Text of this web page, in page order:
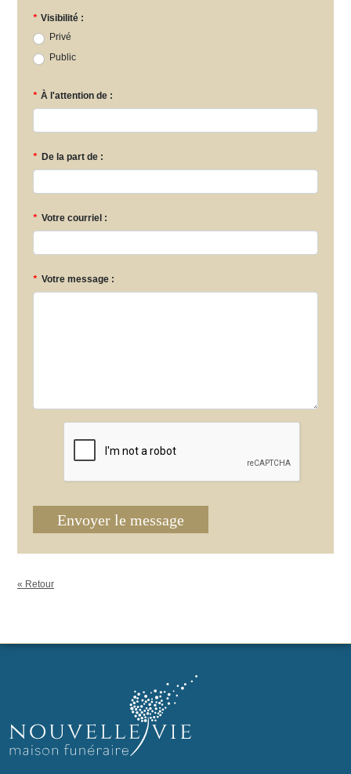
* Visibilité :
Privé
Public
* À l'attention de :
* De la part de :
* Votre courriel :
* Votre message :
Envoyer le message
« Retour